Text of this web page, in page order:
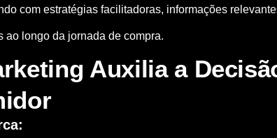
com estratégias facilitadoras, informações
ao longo da jornada de compra.
Auxilia a